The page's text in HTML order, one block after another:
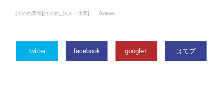
[その他業種][その他_法人・企業] 0views
twitter facebook google+ はてブ